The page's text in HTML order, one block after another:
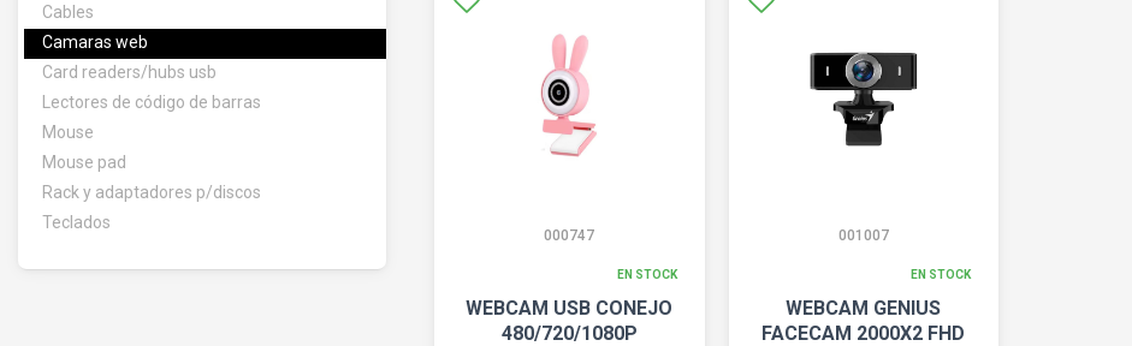
Cables
Camaras web
Card readers/hubs usb
Lectores de código de barras
Mouse
Mouse pad
Rack y adaptadores p/discos
Teclados
000747
EN STOCK
WEBCAM USB CONEJO
480/720/1080P
001007
EN STOCK
WEBCAM GENIUS
FACECAM 2000X2 FHD